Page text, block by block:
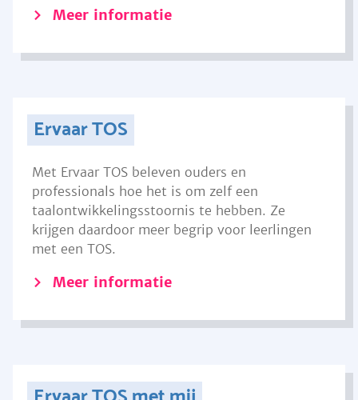
Meer informatie
Ervaar TOS
Met Ervaar TOS beleven ouders en
professionals hoe het is om zelf een
taalontwikkelingsstoornis te hebben. Ze
krijgen daardoor meer begrip voor leerlingen
met een TOS.
Meer informatie